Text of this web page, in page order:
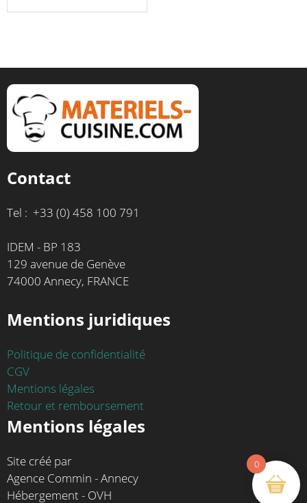
5,366.67€.
est :
Contact
Tel : +33 (0) 458 100 791
IDEM - BP 183
129 avenue de Genève
74000 Annecy, FRANCE
Mentions juridiques
Politique de confidentialité
CGV
Mentions légales
Retour et remboursement
Mentions légales
Site créé par
Agence Commin - Annecy
Hébergement - OVH
0